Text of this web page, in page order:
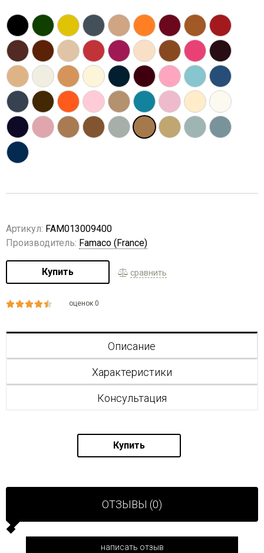
Артикул: FAM013009400
Производитель: Famaco (France)
Купить сравнить
оценок 0
Описание
Характеристики
Консультация
Купить
ОТЗЫВЫ (0)
написать отзыв